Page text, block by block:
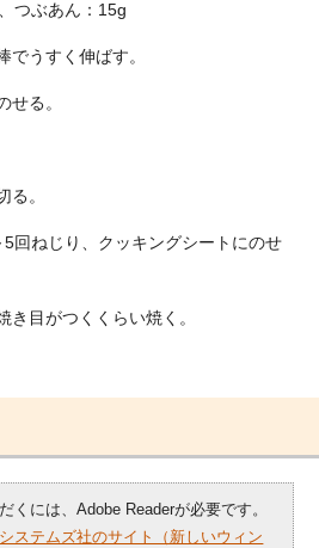
つぶあん：15g
でうすく伸ばす。
せる。
る。
5回ねじり、クッキングシートにのせ
き目がつくくらい焼く。
くには、Adobe Readerが必要です。
ステムズ社のサイト（新しいウィン